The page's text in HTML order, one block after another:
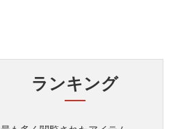
ランキング